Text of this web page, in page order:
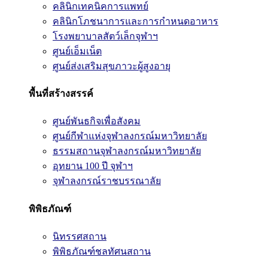
คลินิกเทคนิคการแพทย์
คลินิกโภชนาการและการกำหนดอาหาร
โรงพยาบาลสัตว์เล็กจุฬาฯ
ศูนย์เอ็มเน็ต
ศูนย์ส่งเสริมสุขภาวะผู้สูงอายุ
พื้นที่สร้างสรรค์
ศูนย์พันธกิจเพื่อสังคม
ศูนย์กีฬาแห่งจุฬาลงกรณ์มหาวิทยาลัย
ธรรมสถานจุฬาลงกรณ์มหาวิทยาลัย
อุทยาน 100 ปี จุฬาฯ
จุฬาลงกรณ์ราชบรรณาลัย
พิพิธภัณฑ์
นิทรรศสถาน
พิพิธภัณฑ์ชลทัศนสถาน